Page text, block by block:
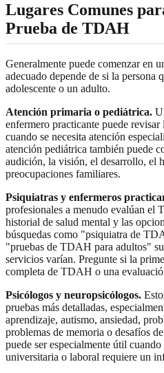
Lugares Comunes
Prueba de TDAH
Generalmente puede comenzar en
adecuado depende de si la persona
adolescente o un adulto.
Atención primaria o pediátrica.
enfermero practicante puede
cuando se necesita atención
atención pediátrica también puede
audición, la visión, el desarrollo, el
preocupaciones familiares.
Psiquiatras y enfermeros
profesionales a menudo evalúan el
historial de salud mental y las
búsquedas como "psiquiatra de
"pruebas de TDAH para adultos"
servicios varían. Pregunte si la
completa de TDAH o una
Psicólogos y neuropsicólogos.
pruebas más detalladas,
aprendizaje, autismo, ansiedad,
problemas de memoria o desafíos
puede ser especialmente útil
universitaria o laboral requiere un